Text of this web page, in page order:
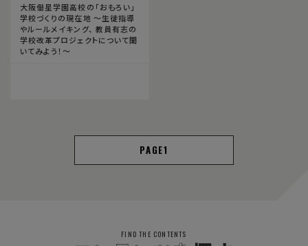
大阪偕星学園高校の「おもろい」
学校づくりの現在地 〜生徒指導
やルールメイキング、 教員有志の
学校改革プロジェクトについて聞
いてみよう！〜
1
FIND THE CONTENTS